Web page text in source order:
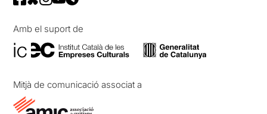
Amb el suport de
Mitjà de comunicació associat a